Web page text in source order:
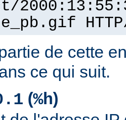
de cette
ce qui suit.
(%h)